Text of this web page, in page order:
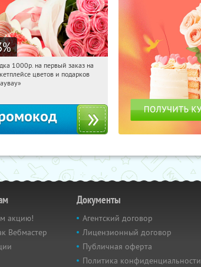
%
Получили:
1000р. на первый заказ на
цветов и подарков
акцию!
Вебмастер
Документы
Агентский договор
Лицензионный договор
Публичная оферта
Политика конфиденциальности